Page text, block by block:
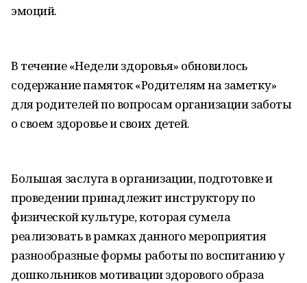
эмоций.
В течение «Недели здоровья» обновилось
содержание памяток «Родителям на заметку»
для родителей по вопросам организации заботы
о своем здоровье и своих детей.
Большая заслуга в организации, подготовке и
проведении принадлежит инструктору по
физической культуре, которая сумела
реализовать в рамках данного мероприятия
разнообразные формы работы по воспитанию у
дошкольников мотивации здорового образа